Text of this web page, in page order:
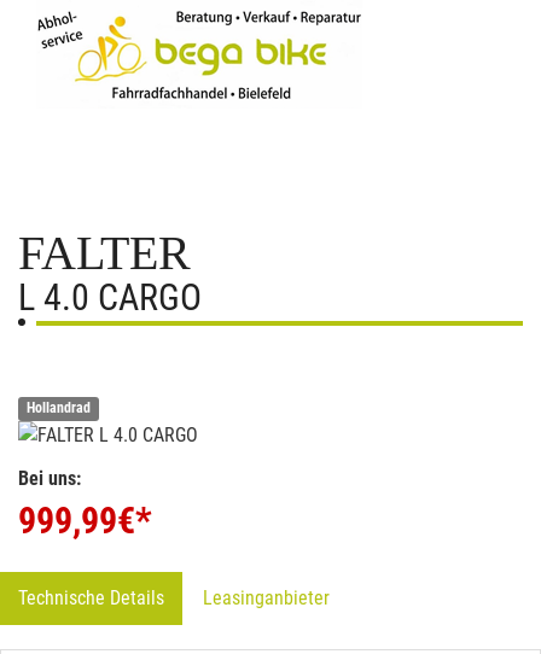
FALTER
L 4.0 CARGO
Hollandrad
Bei uns:
999,99€*
Technische Details Leasinganbieter